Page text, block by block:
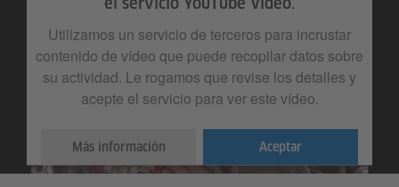
Utilizamos un servicio de terceros para incrustar
contenido de vídeo que puede recopilar datos sobre
su actividad. Le rogamos que revise los detalles y
acepte el servicio para ver este vídeo.
Más información Aceptar